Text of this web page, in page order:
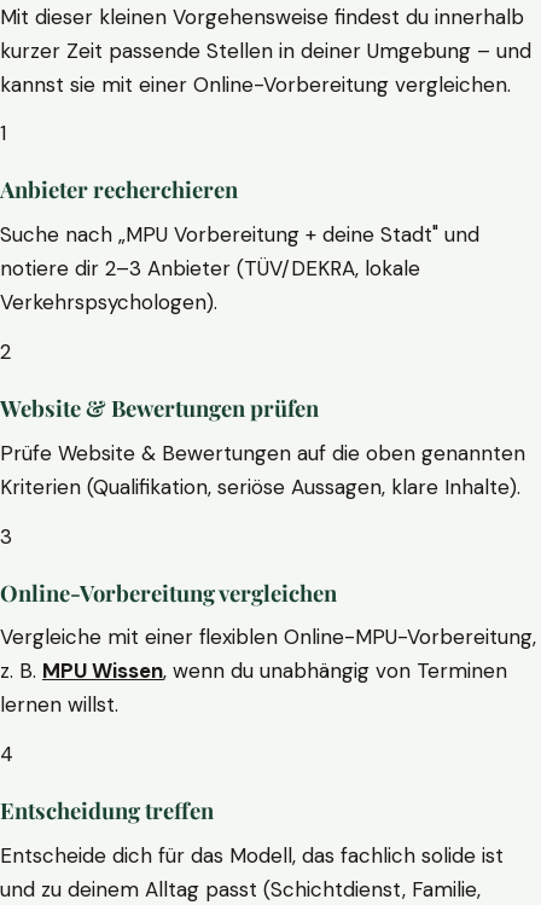
Mit dieser kleinen Vorgehensweise findest du innerhalb
kurzer Zeit passende Stellen in deiner Umgebung – und
kannst sie mit einer Online-Vorbereitung vergleichen.
1
Anbieter recherchieren
Suche nach „MPU Vorbereitung + deine Stadt" und
notiere dir 2–3 Anbieter (TÜV/DEKRA, lokale
Verkehrspsychologen).
2
Website & Bewertungen prüfen
Prüfe Website & Bewertungen auf die oben genannten
Kriterien (Qualifikation, seriöse Aussagen, klare Inhalte).
3
Online-Vorbereitung vergleichen
Vergleiche mit einer flexiblen Online-MPU-Vorbereitung,
z. B. MPU Wissen, wenn du unabhängig von Terminen
lernen willst.
4
Entscheidung treffen
Entscheide dich für das Modell, das fachlich solide ist
und zu deinem Alltag passt (Schichtdienst, Familie,